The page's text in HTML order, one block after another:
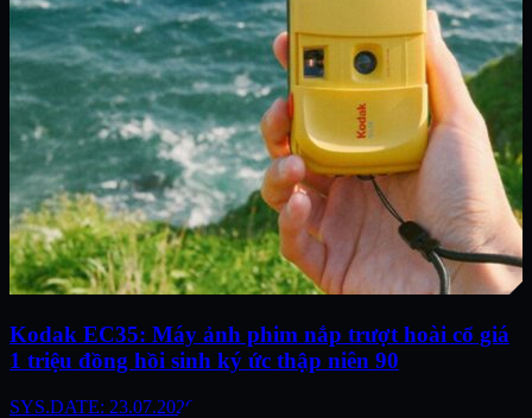
Kodak EC35: Máy ảnh phim nắp trượt hoài cổ giá
1 triệu đồng hồi sinh ký ức thập niên 90
SYS.DATE: 23.07.2026